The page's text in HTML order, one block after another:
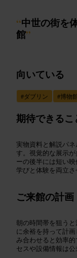
“中世の街を
館”
向いている
#ダブリン #博物
期待できるこ
実物資料と解説パ
す。視覚的な展示
ーの後半には短い
学びと体験を両立さ
ご来館の計画
朝の時間帯を狙う
に余裕を持って計
み合わせると効率
セスや設備情報は公